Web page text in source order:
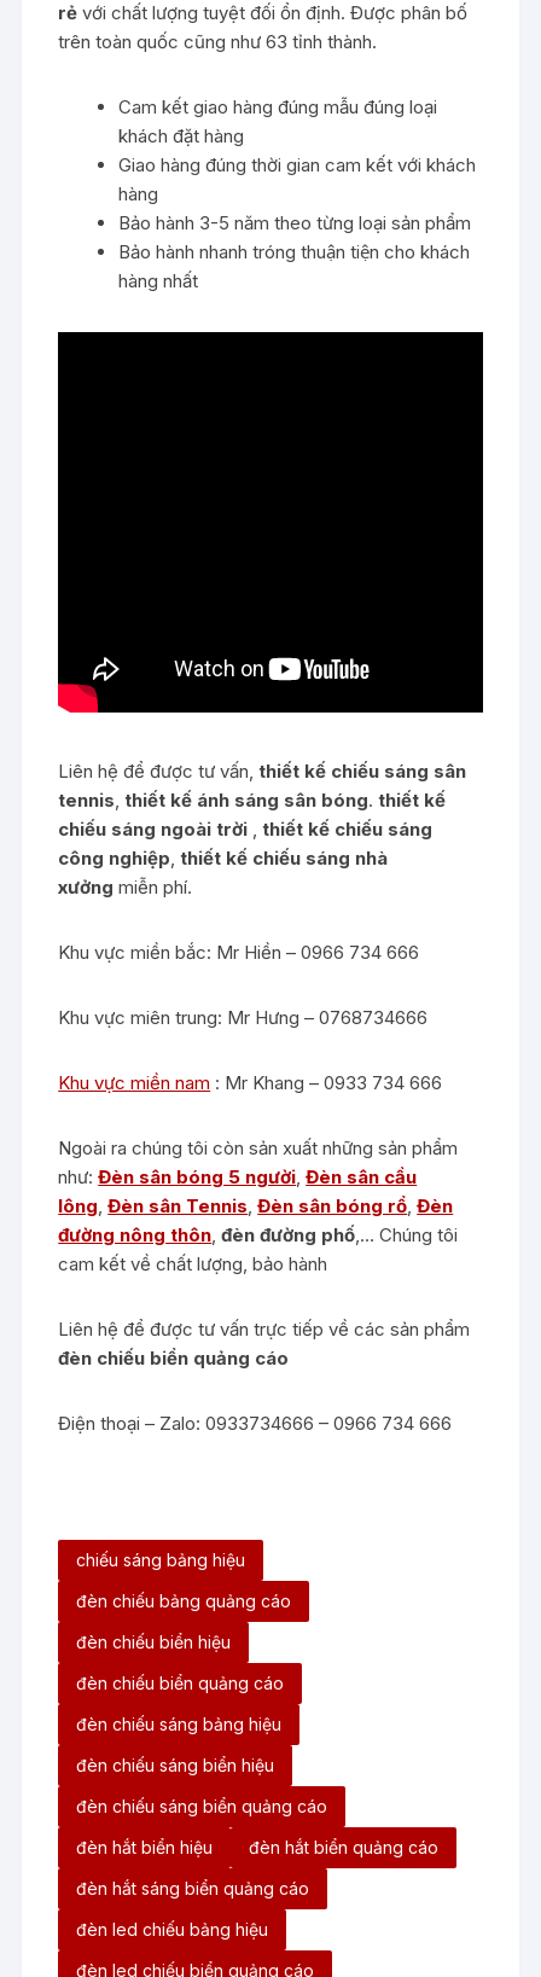
rẻ với chất lượng tuyệt đối ổn định. Được phân bố
trên toàn quốc cũng như 63 tỉnh thành.
Cam kết giao hàng đúng mẫu đúng loại
khách đặt hàng
Giao hàng đúng thời gian cam kết với khách
hàng
Bảo hành 3-5 năm theo từng loại sản phẩm
Bảo hành nhanh tróng thuận tiện cho khách
hàng nhất
Liên hệ để được tư vấn,thiết kế chiếu sáng sân
tennis,thiết kế ánh sáng sân bóng.thiết kế
chiếu sáng ngoài trời ,thiết kế chiếu sáng
công nghiệp,thiết kế chiếu sáng nhà
xưởng miễn phí.
Khu vực miền bắc: Mr Hiền – 0966 734 666
Khu vực miên trung: Mr Hưng – 0768734666
Khu vực miền nam : Mr Khang – 0933 734 666
Ngoài ra chúng tôi còn sản xuất những sản phẩm
như:Đèn sân bóng 5 người,Đèn sân cầu
lông,Đèn sân Tennis,Đèn sân bóng rổ,Đèn
đường nông thôn,đèn đường phố,… Chúng tôi
cam kết về chất lượng, bảo hành
Liên hệ để được tư vấn trực tiếp về các sản phẩm
đèn chiếu biển quảng cáo
Điện thoại – Zalo: 0933734666 – 0966 734 666
chiếu sáng bảng hiệu
đèn chiếu bảng quảng cáo
đèn chiếu biển hiệu
đèn chiếu biển quảng cáo
đèn chiếu sáng bảng hiệu
đèn chiếu sáng biển hiệu
đèn chiếu sáng biển quảng cáo
đèn hắt biển hiệu
đèn hắt biển quảng cáo
đèn hắt sáng biển quảng cáo
đèn led chiếu bảng hiệu
đèn led chiếu biển quảng cáo